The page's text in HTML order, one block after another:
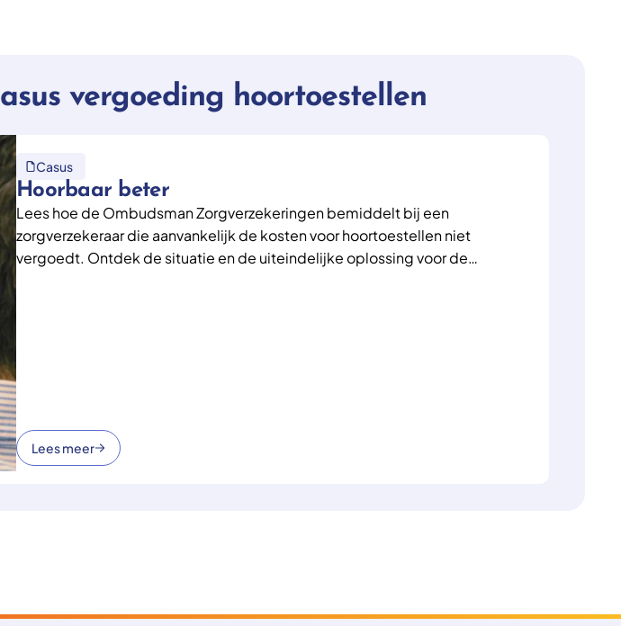
vergoeding hoortoestellen
Casus
Hoorbaar beter
Lees hoe de Ombudsman Zorgverzekeringen bemiddelt bij een
zorgverzekeraar die aanvankelijk de kosten voor hoortoestellen niet
vergoedt. Ontdek de situatie en de uiteindelijke oplossing voor de
Lees meer